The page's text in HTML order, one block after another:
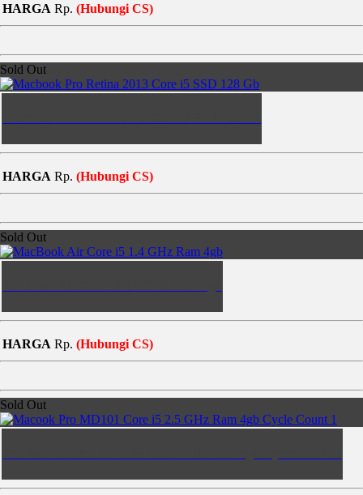
HARGA Rp. (Hubungi CS)
Sold Out
HARGA Rp. (Hubungi CS)
Sold Out
HARGA Rp. (Hubungi CS)
Sold Out